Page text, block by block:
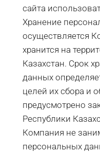
сайта
Хранение
осуществляется
хранится на
Казахстан. Срок
данных
целей их сбора и
предусмотрено
Республики
Компания не
персональных